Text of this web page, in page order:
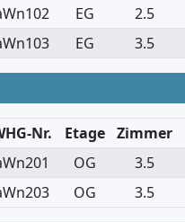
EG 2.5
EG 3.5
Nr. Etage Zimmer
OG 3.5
OG 3.5